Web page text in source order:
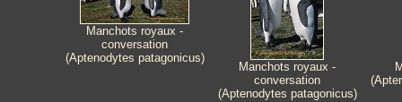
Manchots royaux -
conversation
(Aptenodytes patagonicus)
Manchots royaux -
conversation
(Aptenodytes patagonicus)